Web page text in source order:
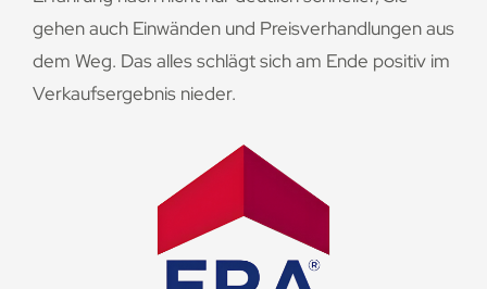
gehen auch Einwänden und Preisverhandlungen aus
dem Weg. Das alles schlägt sich am Ende positiv im
Verkaufsergebnis nieder.